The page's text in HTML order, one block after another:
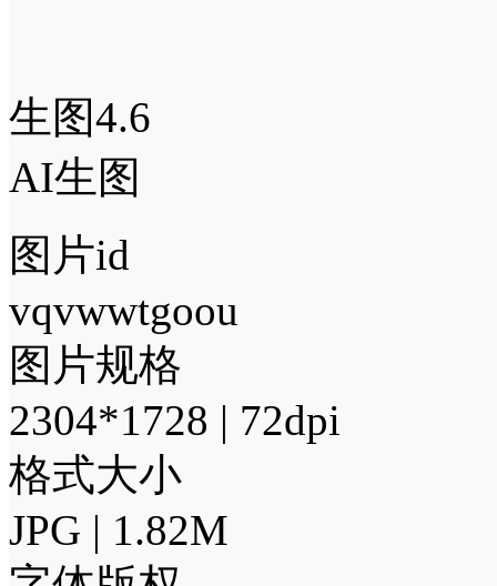
生图4.6
AI生图
图片id
vqvwwtgoou
图片规格
2304*1728 | 72dpi
格式大小
JPG | 1.82M